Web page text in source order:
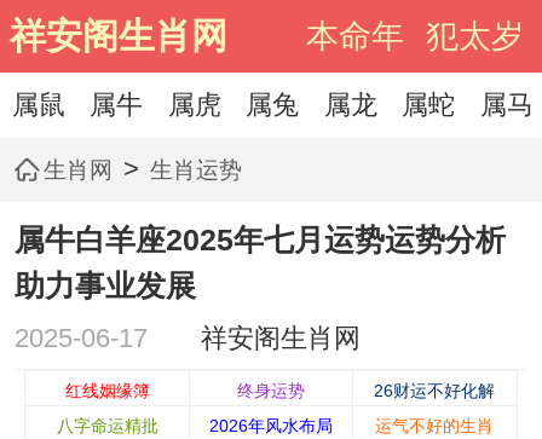
祥安阁生肖网 本命年 犯太岁
属鼠 属牛 属虎 属兔 属龙 属蛇 属马
生肖网 > 生肖运势
属牛白羊座2025年七月运势运势分析
助力事业发展
2025-06-17 祥安阁生肖网
红线姻缘簿 终身运势
26财运不好化解
八字命运精批
2026年风水布局 运气不好的生肖